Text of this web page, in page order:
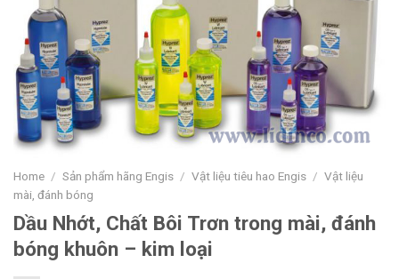
Home / Sản phẩm hãng Engis / Vật liệu tiêu hao Engis / Vật liệu
mài, đánh bóng
Dầu Nhớt, Chất Bôi Trơn trong mài, đánh
bóng khuôn – kim loại